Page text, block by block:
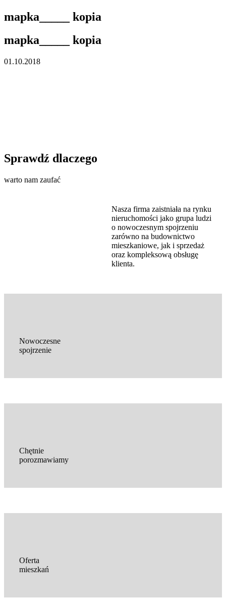
mapka_____ kopia
mapka_____ kopia
01.10.2018
Sprawdź dlaczego
warto nam zaufać
Nasza firma zaistniała na rynku
nieruchomości jako grupa ludzi
o nowoczesnym spojrzeniu
zarówno na budownictwo
mieszkaniowe, jak i sprzedaż
oraz kompleksową obsługę
klienta.
Nowoczesne
spojrzenie
Chętnie
porozmawiamy
Oferta
mieszkań